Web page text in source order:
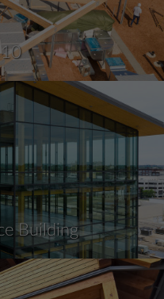
Building